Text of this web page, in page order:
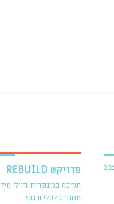
פרויקט REBUILD
תמיכה במשפחות חיילי
משבר כלכלי ורגשי